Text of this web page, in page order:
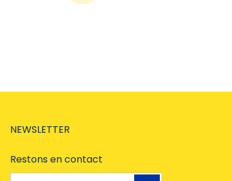
NEWSLETTER
Restons en contact